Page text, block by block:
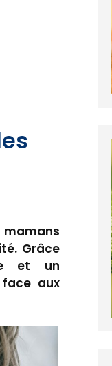
Grâce
et un
aux